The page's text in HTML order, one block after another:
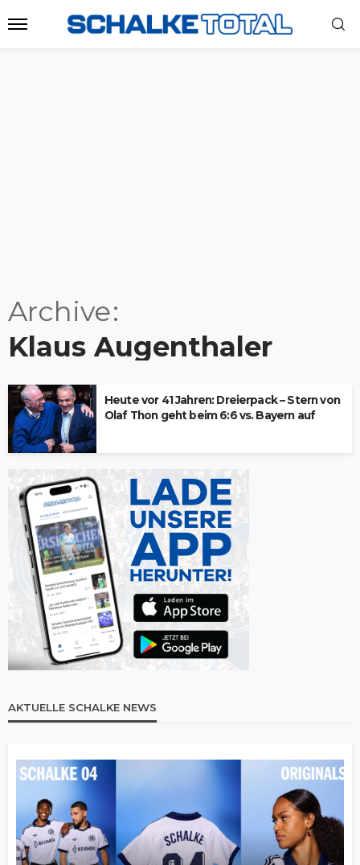
Archive
Klaus Augenthaler
Heute vor 41 Jahren: Dreierpack – Stern von
Olaf Thon geht beim 6:6 vs. Bayern auf
AKTUELLE SCHALKE NEWS